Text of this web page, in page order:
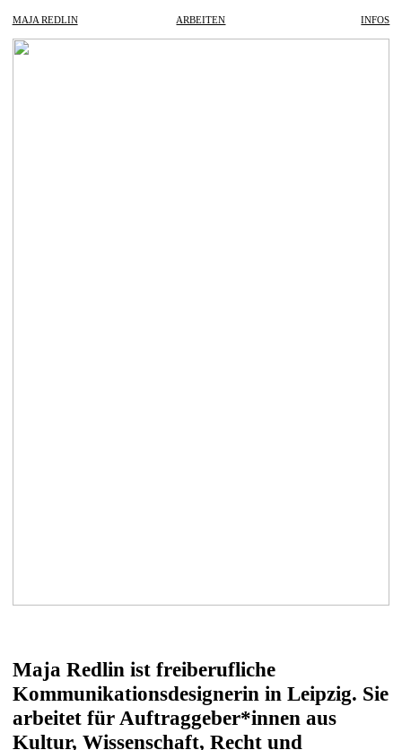
MAJA REDLIN ARBEITEN INFOS
Maja Redlin ist freiberufliche
Kommunikationsdesignerin in Leipzig. Sie
arbeitet für Auftraggeber*innen aus
Kultur, Wissenschaft, Recht und